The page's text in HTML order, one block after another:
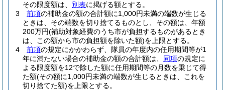
その限度額は、 別表に掲げる額とする。
3
前項の補助金の額の合計額に1,000円未満の端数が生じる
ときは、その端数を切り捨てるものとし、その額は、年額
200万円(補助対象経費のうち市が負担するものがあるとき
は、この額から市の負担額を除いた額)を上限とする。
4
前項の規定にかかわらず、隊員の年度内の任用期間等が1
年に満たない場合の補助金の額の合計額は、 同項の規定に
よる限度額を12で除した額に任用期間等の月数を乗じて得
た額(その額に1,000円未満の端数が生じるときは、これを
切り捨てた額)を上限とする。